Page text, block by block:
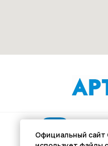
Официальный